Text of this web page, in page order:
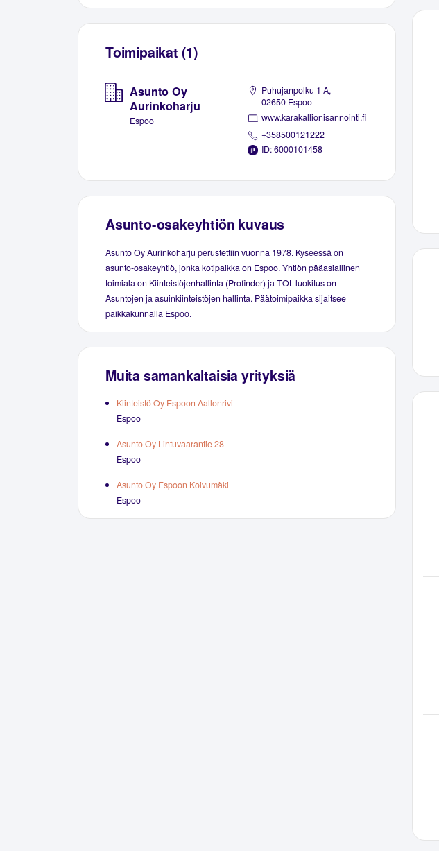
Toimipaikat (1)
Asunto Oy
Aurinkoharju
Espoo
Puhujanpolku 1 A,
02650 Espoo
www.karakallionisannointi.fi
+358500121222
ID: 6000101458
Asunto-osakeyhtiön kuvaus
Asunto Oy Aurinkoharju perustettiin vuonna 1978. Kyseessä on
asunto-osakeyhtiö, jonka kotipaikka on Espoo. Yhtiön pääasiallinen
toimiala on Kiinteistöjenhallinta (Profinder) ja TOL-luokitus on
Asuntojen ja asuinkiinteistöjen hallinta. Päätoimipaikka sijaitsee
paikkakunnalla Espoo.
Muita samankaltaisia yrityksiä
Kiinteistö Oy Espoon Aallonrivi
Espoo
Asunto Oy Lintuvaarantie 28
Espoo
Asunto Oy Espoon Koivumäki
Espoo